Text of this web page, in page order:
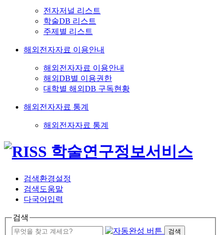
전자저널 리스트
학술DB 리스트
주제별 리스트
해외전자자료 이용안내
해외전자자료 이용안내
해외DB별 이용권한
대학별 해외DB 구독현황
해외전자자료 통계
해외전자자료 통계
검색환경설정
검색도움말
다국어입력
검색
검색